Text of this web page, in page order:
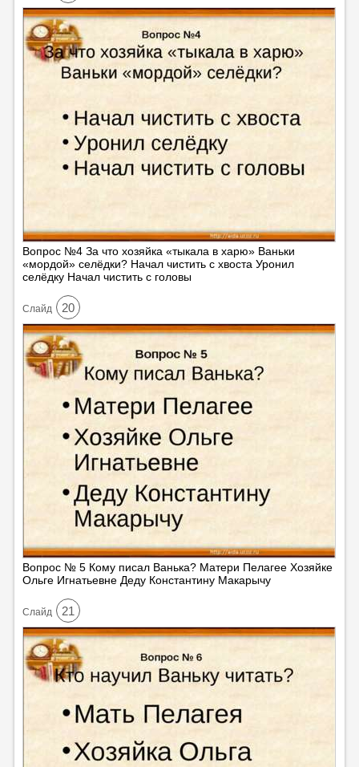
Вопрос №4 За что хозяйка «тыкала в харю» Ваньки
«мордой» селёдки? Начал чистить с хвоста Уронил
селёдку Начал чистить с головы
Cлайд 20
Вопрос № 5 Кому писал Ванька? Матери Пелагее Хозяйке
Ольге Игнатьевне Деду Константину Макарычу
Cлайд 21